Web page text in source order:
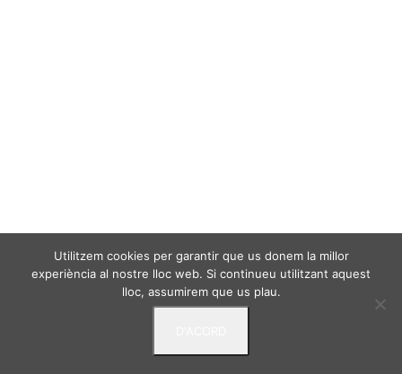
Utilitzem cookies per garantir que us donem la millor
experiència al nostre lloc web. Si continueu utilitzant aquest
lloc, assumirem que us plau.